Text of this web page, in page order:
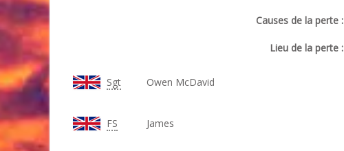
Causes de la perte :
Lieu de la perte :
Sgt Owen McDavid
FS James